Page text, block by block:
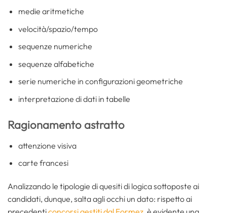
medie aritmetiche
velocità/spazio/tempo
sequenze numeriche
sequenze alfabetiche
serie numeriche in configurazioni geometriche
interpretazione di dati in tabelle
Ragionamento astratto
attenzione visiva
carte francesi
Analizzando le tipologie di quesiti di logica sottoposte ai
candidati, dunque, salta agli occhi un dato: rispetto ai